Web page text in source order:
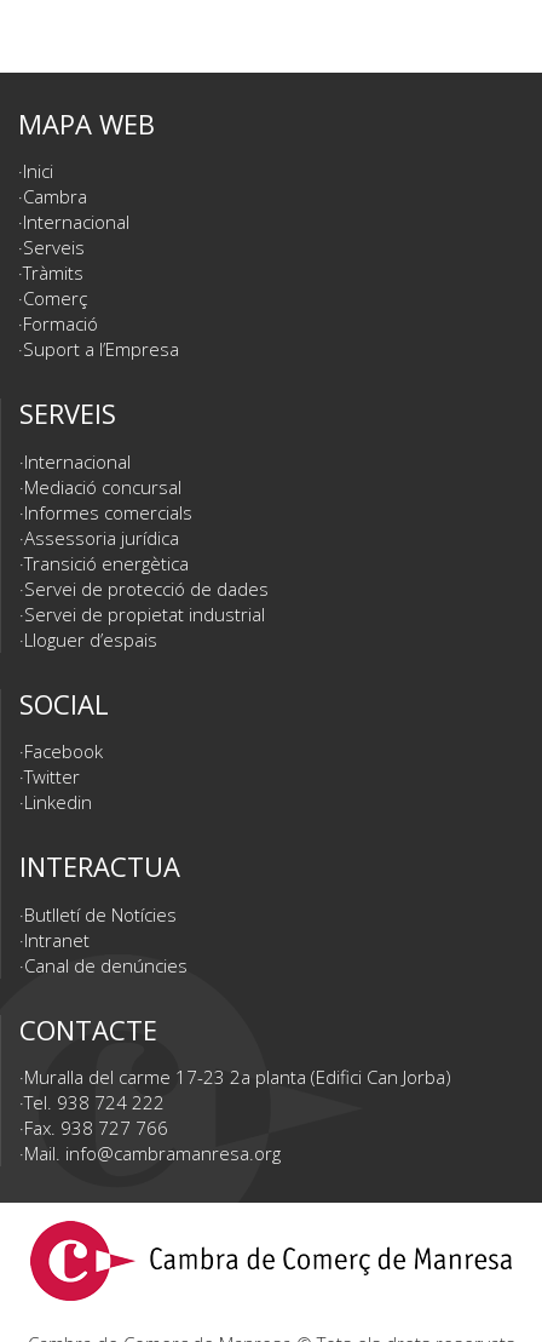
MAPA WEB
Inici
Cambra
Internacional
Serveis
Tràmits
Comerç
Formació
Suport a l’Empresa
SERVEIS
Internacional
Mediació concursal
Informes comercials
Assessoria jurídica
Transició energètica
Servei de protecció de dades
Servei de propietat industrial
Lloguer d’espais
SOCIAL
Facebook
Twitter
Linkedin
INTERACTUA
Butlletí de Notícies
Intranet
Canal de denúncies
CONTACTE
Muralla del carme 17-23 2a planta (Edifici Can Jorba)
Tel. 938 724 222
Fax. 938 727 766
Mail. info@cambramanresa.org